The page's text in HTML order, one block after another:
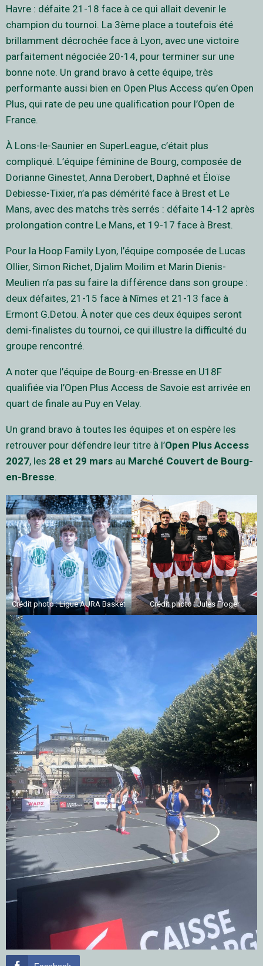
Havre : défaite 21-18 face à ce qui allait devenir le
champion du tournoi. La 3ème place a toutefois été
brillamment décrochée face à Lyon, avec une victoire
parfaitement négociée 20-14, pour terminer sur une
bonne note. Un grand bravo à cette équipe, très
performante aussi bien en Open Plus Access qu’en Open
Plus, qui rate de peu une qualification pour l’Open de
France.
À Lons-le-Saunier en SuperLeague, c’était plus
compliqué. L’équipe féminine de Bourg, composée de
Dorianne Ginestet, Anna Derobert, Daphné et Éloïse
Debiesse-Tixier, n’a pas démérité face à Brest et Le
Mans, avec des matchs très serrés : défaite 14-12 après
prolongation contre Le Mans, et 19-17 face à Brest.
Pour la Hoop Family Lyon, l’équipe composée de Lucas
Ollier, Simon Richet, Djalim Moilim et Marin Dienis-
Meulien n’a pas su faire la différence dans son groupe :
deux défaites, 21-15 face à Nîmes et 21-13 face à
Ermont G.Detou. À noter que ces deux équipes seront
demi-finalistes du tournoi, ce qui illustre la difficulté du
groupe rencontré.
A noter que l’équipe de Bourg-en-Bresse en U18F
qualifiée via l’Open Plus Access de Savoie est arrivée en
quart de finale au Puy en Velay.
Un grand bravo à toutes les équipes et on espère les
retrouver pour défendre leur titre à l’Open Plus Access
2027, les 28 et 29 mars au Marché Couvert de Bourg-
en-Bresse.
Crédit photo : Ligue AURA Basket Crédit photo : Jules Froger